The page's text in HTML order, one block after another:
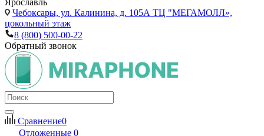
Ярославль
Чебоксары, ул. Калинина, д. 105А ТЦ "МЕГАМОЛЛ»,
цокольный этаж
8 (800) 500-00-22
Обратный звонок
Сравнение0
Отложенные 0